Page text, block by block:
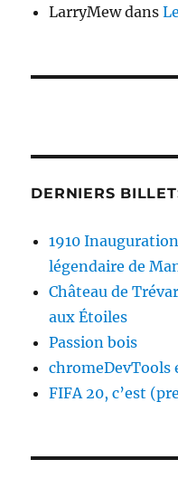
LarryMewdans
DERNIERS
1910
légendaire de
Château de
aux Étoiles
Passion bois
chromeDevTools
FIFA 20, c’est